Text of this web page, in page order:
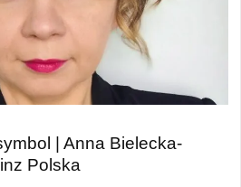
| Anna Bielecka-
Polska